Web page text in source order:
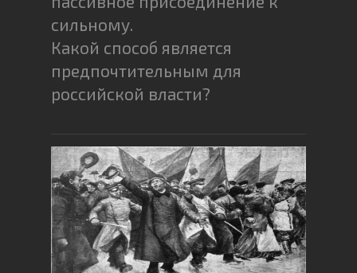
сильному.
Какой способ является
предпочтительным для
российской власти?